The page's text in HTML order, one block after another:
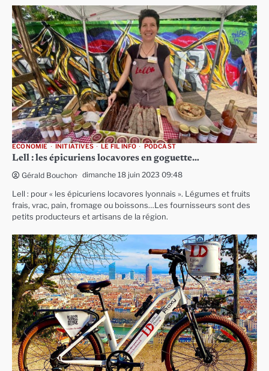
ECONOMIE INITIATIVES LE FIL INFO PODCAST
Lell : les épicuriens locavores en goguette…
Gérald Bouchon dimanche 18 juin 2023 09:48
Lell : pour « les épicuriens locavores lyonnais ». Légumes et fruits
frais, vrac, pain, fromage ou boissons…Les fournisseurs sont des
petits producteurs et artisans de la région.